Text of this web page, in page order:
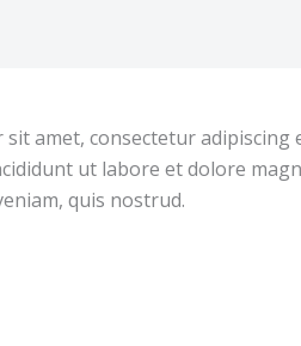
amet, consectetur adipiscing
ut labore et dolore
quis nostrud.